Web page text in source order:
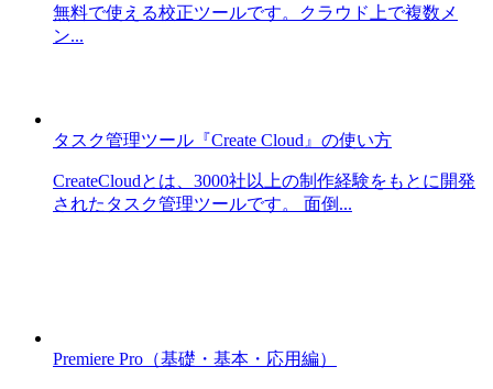
無料で使える校正ツールです。クラウド上で複数メ
ン...
タスク管理ツール『Create Cloud』の使い方
CreateCloudとは、3000社以上の制作経験をもとに開発
されたタスク管理ツールです。 面倒...
Premiere Pro（基礎・基本・応用編）